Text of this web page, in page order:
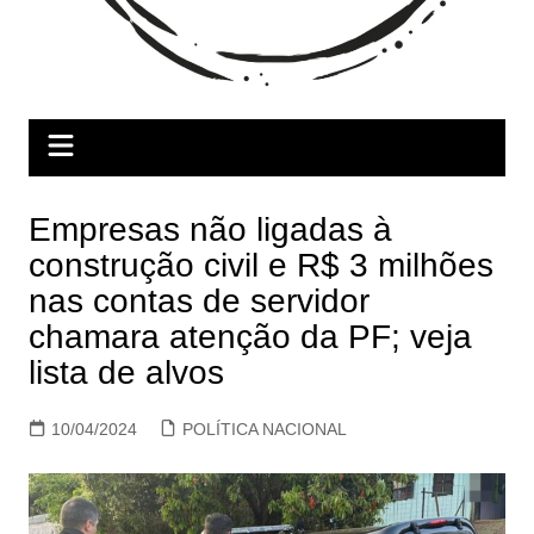
Empresas não ligadas à
construção civil e R$ 3 milhões
nas contas de servidor
chamara atenção da PF; veja
lista de alvos
10/04/2024 POLÍTICA NACIONAL